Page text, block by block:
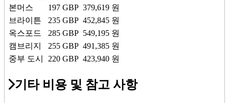
본머스
197 GBP 379,619 원
브라이튼
235 GBP 452,845 원
옥스포드
285 GBP 549,195 원
캠브리지
255 GBP 491,385 원
중부 도시
220 GBP 423,940 원
기타 비용 및 참고 사항